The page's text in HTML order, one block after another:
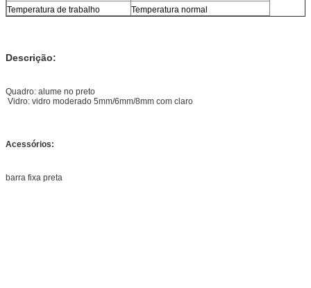
Temperatura de trabalho
Temperatura normal
Descrição:
Quadro: alume no preto
Vidro: vidro moderado 5mm/6mm/8mm com claro
Acessórios:
barra fixa preta